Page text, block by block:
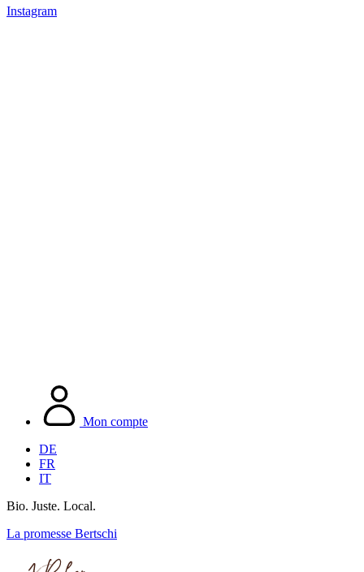
Instagram
Mon compte
DE
FR
IT
Bio. Juste. Local.
La promesse Bertschi